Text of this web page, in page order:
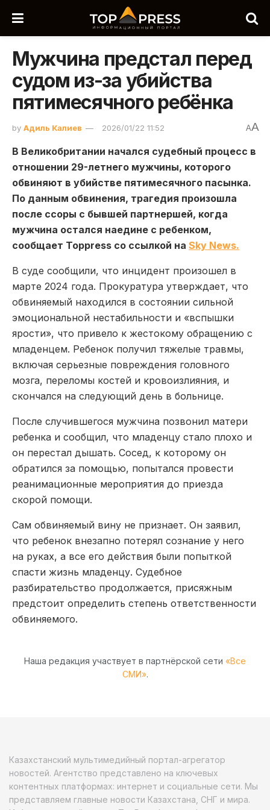
Мужчина предстал перед
судом из-за убийства
пятимесячного ребёнка
by Адиль Калиев 2026/01/22 11:52 AA
В Великобритании начался судебный процесс в
отношении 29-летнего мужчины, которого
обвиняют в убийстве пятимесячного пасынка.
По данным обвинения, трагедия произошла
после ссоры с бывшей партнершей, когда
мужчина остался наедине с ребенком,
сообщает Toppress со ссылкой на Sky News.
В суде сообщили, что инцидент произошел в
марте 2024 года. Прокуратура утверждает, что
обвиняемый находился в состоянии сильной
эмоциональной нестабильности и «вспышки
ярости», что привело к жестокому обращению с
младенцем. Ребенок получил тяжелые травмы,
включая серьезные повреждения головного
мозга, переломы костей и кровоизлияния, и
скончался на следующий день в больнице.
После случившегося мужчина позвонил матери
ребенка и сообщил, что младенцу стало плохо и
он перестал дышать. Сосед, к которому он
обратился за помощью, попытался провести
реанимационные мероприятия до приезда
скорой помощи.
Сам обвиняемый вину не признает. Он заявил,
что ребенок внезапно потерял сознание у него
на руках, а все его действия были попыткой
спасти жизнь младенцу. Судебное
разбирательство продолжается, присяжным
предстоит определить степень ответственности
обвиняемого.
Наша редакция участвует в партнёрской сети «Все
СМИ».
Казахстанский мультимедийный портал-агрегатор
новостей. Агентство представлено на ключевых
контентных платформах: интернет и социальные сети. Мы
представляем главные новости Казахстана, СНГ и мира.